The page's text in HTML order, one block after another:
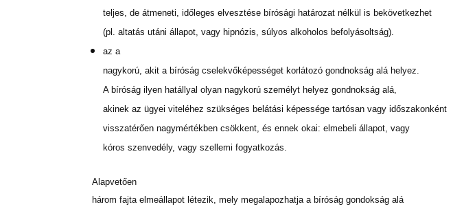
teljes, de átmeneti, időleges elvesztése bírósági határozat nélkül is bekövetkezhet
(pl. altatás utáni állapot, vagy hipnózis, súlyos alkoholos befolyásoltság).
az a
nagykorú, akit a bíróság cselekvőképességet korlátozó gondnokság alá helyez.
A bíróság ilyen hatállyal olyan nagykorú személyt helyez gondnokság alá,
akinek az ügyei viteléhez szükséges belátási képessége tartósan vagy időszakonként
visszatérően nagymértékben csökkent, és ennek okai: elmebeli állapot, vagy
kóros szenvedély, vagy szellemi fogyatkozás.
Alapvetően
három fajta elmeállapot létezik, mely megalapozhatja a bíróság gondokság alá